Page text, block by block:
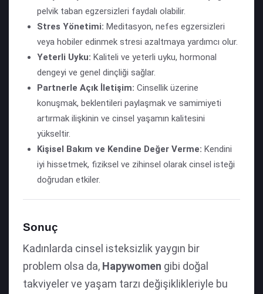
pelvik taban egzersizleri faydalı olabilir.
Stres Yönetimi: Meditasyon, nefes egzersizleri
veya hobiler edinmek stresi azaltmaya yardımcı olur.
Yeterli Uyku: Kaliteli ve yeterli uyku, hormonal
dengeyi ve genel dinçliği sağlar.
Partnerle Açık İletişim: Cinsellik üzerine
konuşmak, beklentileri paylaşmak ve samimiyeti
artırmak ilişkinin ve cinsel yaşamın kalitesini
yükseltir.
Kişisel Bakım ve Kendine Değer Verme: Kendini
iyi hissetmek, fiziksel ve zihinsel olarak cinsel isteği
doğrudan etkiler.
Sonuç
Kadınlarda cinsel isteksizlik yaygın bir
problem olsa da, Hapywomen gibi doğal
takviyeler ve yaşam tarzı değişiklikleriyle bu